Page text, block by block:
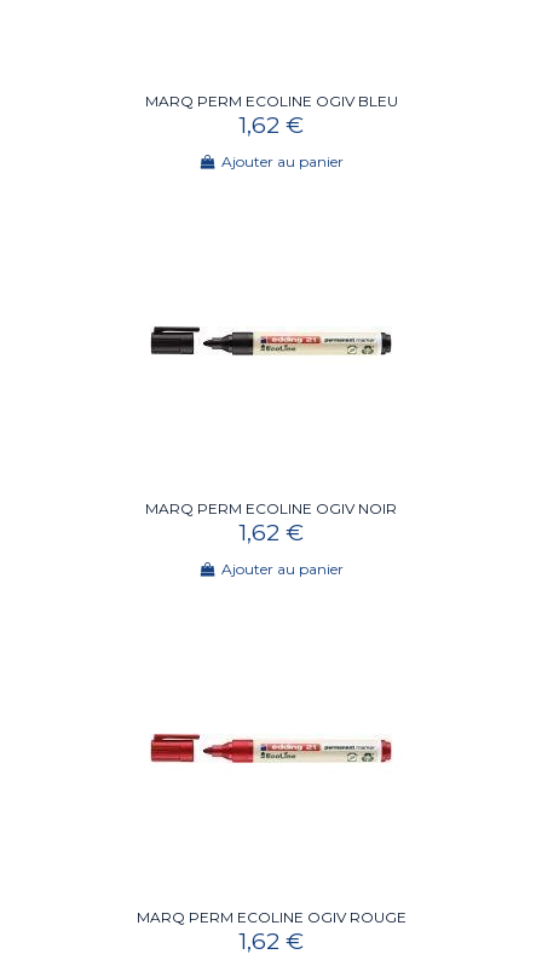
MARQ PERM ECOLINE OGIV BLEU
1,62 €
Ajouter au panier
MARQ PERM ECOLINE OGIV NOIR
1,62 €
Ajouter au panier
MARQ PERM ECOLINE OGIV ROUGE
1,62 €